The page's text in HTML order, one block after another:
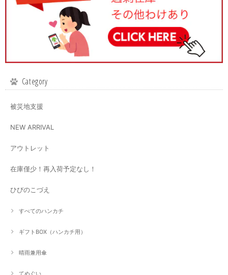
Category
被災地支援
NEW ARRIVAL
アウトレット
在庫僅少！再入荷予定なし！
ひびのこづえ
すべてのハンカチ
ギフトBOX（ハンカチ用）
晴雨兼用傘
てぬぐい